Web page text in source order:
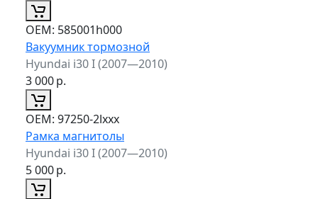
ОЕМ: 585001h000
Вакуумник тормозной
Hyundai i30 I (2007—2010)
3 000р.
ОЕМ: 97250-2lxxx
Рамка магнитолы
Hyundai i30 I (2007—2010)
5 000р.